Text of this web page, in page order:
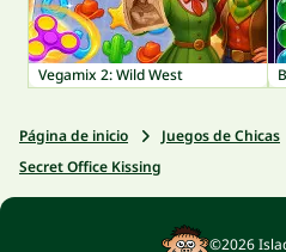
Vegamix 2: Wild West
Página de inicio Juegos de Chicas
Secret Office Kissing
©2026